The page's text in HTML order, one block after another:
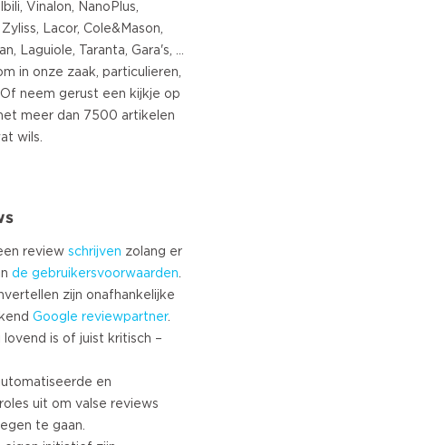
Brazilian Portuguese
Polish
Slovenian
Chinese
Russian
Slovak
Vinalon, NanoPlus,
Lacor, Cole&Mason,
Laguiole, Taranta, Gara's, ...
in onze zaak, particulieren,
neem gerust een kijkje op
meer dan 7500 artikelen
review schrijven zolang er
de gebruikersvoorwaarden.
zijn onafhankelijke
Google reviewpartner.
is of juist kritisch –
en
uit om valse reviews
te gaan.